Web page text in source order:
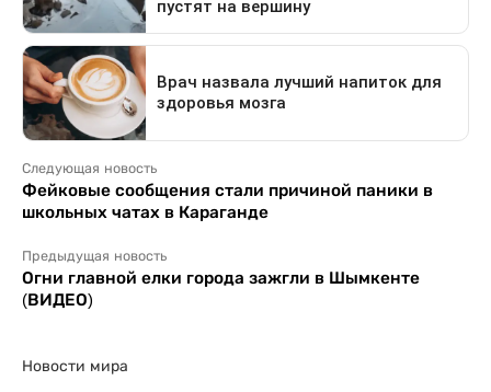
Следующая новость
Фейковые сообщения стали причиной паники в
школьных чатах в Караганде
Предыдущая новость
Огни главной елки города зажгли в Шымкенте
(ВИДЕО)
Новости мира